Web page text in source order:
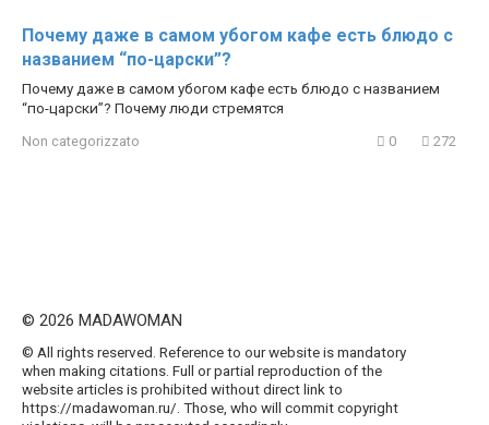
Почему даже в самом убогом кафе есть блюдо с
названием “по-царски”?
Почему даже в самом убогом кафе есть блюдо с названием
“по-царски”? Почему люди стремятся
Non categorizzato 0 272
© 2026 MADAWOMAN
© All rights reserved. Reference to our website is mandatory
when making citations. Full or partial reproduction of the
website articles is prohibited without direct link to
https://madawoman.ru/. Those, who will commit copyright